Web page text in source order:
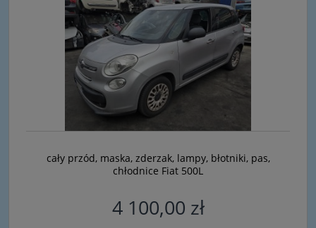
cały przód, maska, zderzak, lampy, błotniki, pas,
chłodnice Fiat 500L
4 100,00 zł